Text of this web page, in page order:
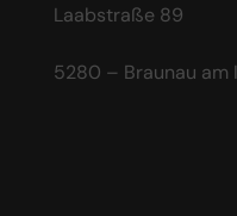
Laabstraße 89
5280 – Braunau am